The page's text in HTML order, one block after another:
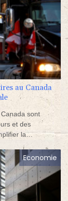
au Canada
sont
et des
la
Economie